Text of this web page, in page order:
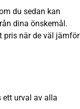
du sedan kan
dina önskemål.
pris när de väl jämför
urval av alla